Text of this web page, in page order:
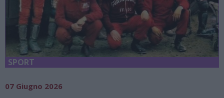
SPORT
07 Giugno 2026